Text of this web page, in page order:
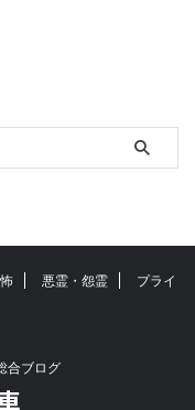
悪霊・怨霊
プライ
合ブログ